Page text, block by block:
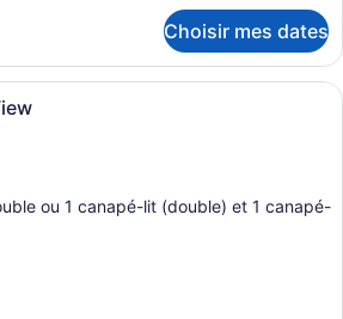
Choisir mes dates
1 chambre, lit avec matelas à
ou 1 canapé-lit (double) et 1 canapé-